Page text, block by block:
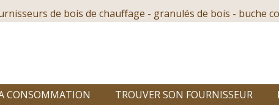
de bois de chauffage - granulés de bois - buche
CONSOMMATION TROUVER SON FOURNISSEUR